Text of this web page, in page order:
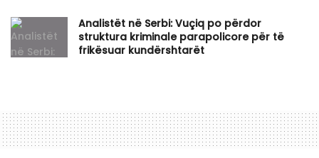
Analistët në Serbi: Vuçiq po përdor
struktura kriminale parapolicore për të
frikësuar kundërshtarët